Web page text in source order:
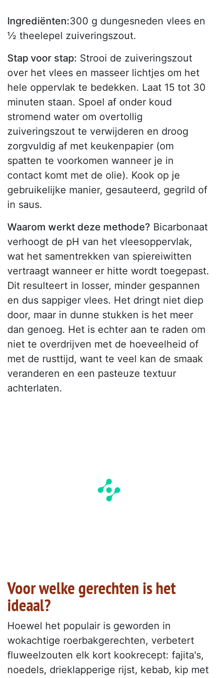
Ingrediënten:300 g dungesneden vlees en
½ theelepel zuiveringszout.
Stap voor stap: Strooi de zuiveringszout
over het vlees en masseer lichtjes om het
hele oppervlak te bedekken. Laat 15 tot 30
minuten staan. Spoel af onder koud
stromend water om overtollig
zuiveringszout te verwijderen en droog
zorgvuldig af met keukenpapier (om
spatten te voorkomen wanneer je in
contact komt met de olie). Kook op je
gebruikelijke manier, gesauteerd, gegrild of
in saus.
Waarom werkt deze methode? Bicarbonaat
verhoogt de pH van het vleesoppervlak,
wat het samentrekken van spiereiwitten
vertraagt wanneer er hitte wordt toegepast.
Dit resulteert in losser, minder gespannen
en dus sappiger vlees. Het dringt niet diep
door, maar in dunne stukken is het meer
dan genoeg. Het is echter aan te raden om
niet te overdrijven met de hoeveelheid of
met de rusttijd, want te veel kan de smaak
veranderen en een pasteuze textuur
achterlaten.
Voor welke gerechten is het
ideaal?
Hoewel het populair is geworden in
wokachtige roerbakgerechten, verbetert
fluweelzouten elk kort kookrecept: fajita's,
noedels, drieklapperige rijst, kebab, kip met